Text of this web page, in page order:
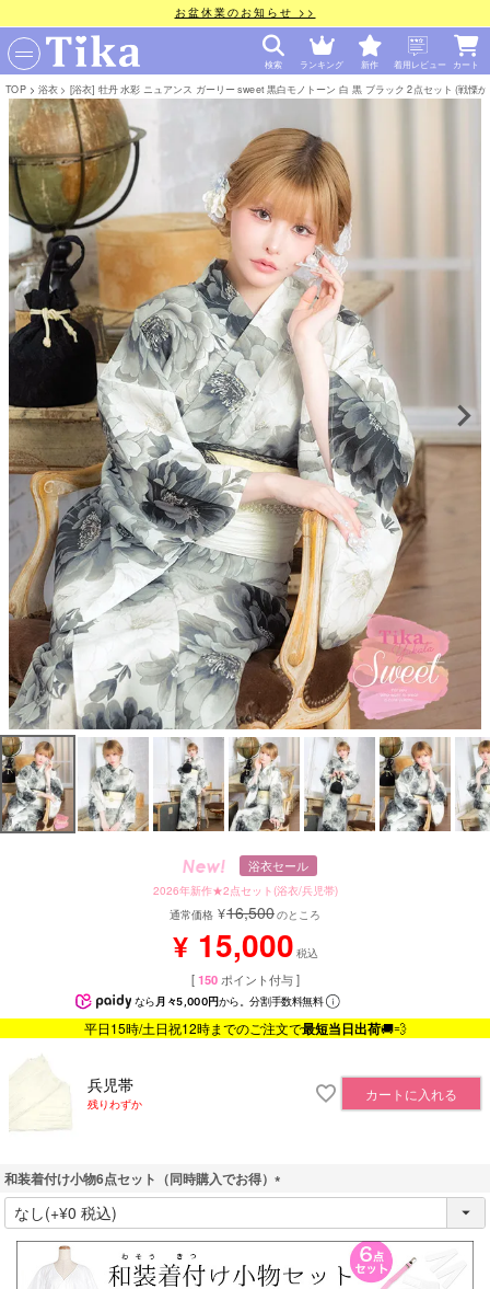
お盆休業のお知らせ >>
検索 ランキング 新作 着用レビュー カート
TOP 浴衣 [浴衣] 牡丹 水彩 ニュアンス ガーリー sweet 黒白モノトーン 白 黒 ブラック 2点セット (戦慄
浴衣セール
2026年新作★2点セット(浴衣/兵児帯)
通常価格 ¥16,500のところ
¥ 15,000 税込
[ 150 ポイント付与 ]
なら月々5,000円から。分割手数料無料
平日15時/土日祝12時までのご注文で最短当日出荷🚚💨
兵児帯
残りわずか
カートに入れる
和装着付け小物6点セット（同時購入でお得）
(
必
須